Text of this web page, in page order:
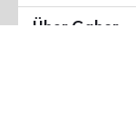
Über Gabor